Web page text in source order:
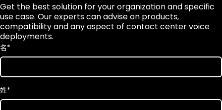
Get the best solution for your organization and specific
use case. Our experts can advise on products,
compatibility and any aspect of contact center voice
deployments.
名*
姓*